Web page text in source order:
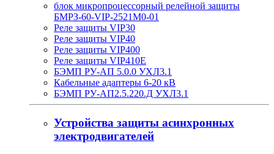
блок микропроцессорный релейной защиты
БМРЗ-60-VIP-2521М0-01
Реле защиты VIP30
Реле защиты VIP40
Реле защиты VIP400
Реле защиты VIP410E
БЭМП РУ-АП 5.0.0 УХЛ3.1
Кабельные адаптеры 6-20 кВ
БЭМП РУ-АП2.5.220.Д УХЛ3.1
Устройства защиты асинхронных
электродвигателей